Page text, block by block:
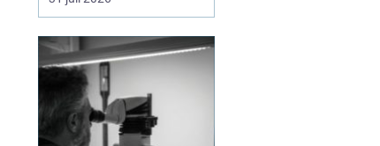
lantbruksmaskiner,
industrilinjer och sågverk
är alla beroende av
välfungerande
hydrauliska system. När
en slang brister eller en